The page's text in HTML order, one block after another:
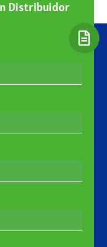
Distribuidor